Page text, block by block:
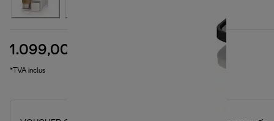
1.099,00 RON preț inițial 1.499,00 RON
*TVA inclus